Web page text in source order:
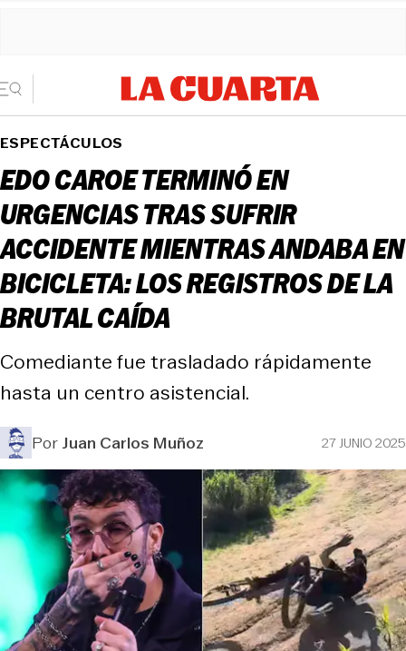
ESPECTÁCULOS
EDO CAROE TERMINÓ EN
URGENCIAS TRAS SUFRIR
ACCIDENTE MIENTRAS ANDABA EN
BICICLETA: LOS REGISTROS DE LA
BRUTAL CAÍDA
Comediante fue trasladado rápidamente
hasta un centro asistencial.
PorJuan Carlos Muñoz 27 JUNIO 2025